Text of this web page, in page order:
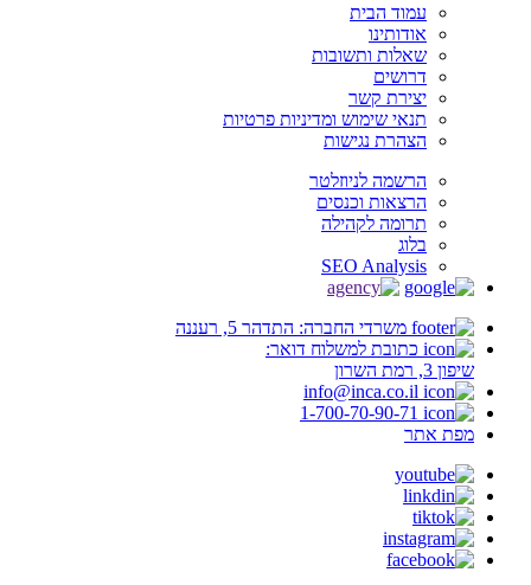
עמוד הבית
אודותינו
שאלות ותשובות
דרושים
יצירת קשר
תנאי שימוש ומדיניות פרטיות
הצהרת נגישות
הרשמה לניוזלטר
הרצאות וכנסים
תרומה לקהילה
בלוג
SEO Analysis
משרדי החברה: התדהר 5, רעננה
כתובת למשלוח דואר:
שיפון 3, רמת השרון
info@inca.co.il
1-700-70-90-71
מפת אתר